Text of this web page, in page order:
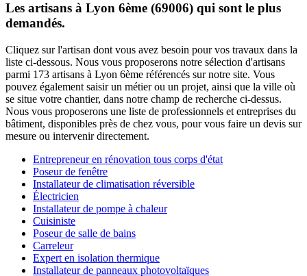
Les artisans à Lyon 6ème (69006) qui sont le plus
demandés.
Cliquez sur l'artisan dont vous avez besoin pour vos travaux dans la
liste ci-dessous. Nous vous proposerons notre sélection d'artisans
parmi 173 artisans à Lyon 6ème référencés sur notre site. Vous
pouvez également saisir un métier ou un projet, ainsi que la ville où
se situe votre chantier, dans notre champ de recherche ci-dessus.
Nous vous proposerons une liste de professionnels et entreprises du
bâtiment, disponibles près de chez vous, pour vous faire un devis sur
mesure ou intervenir directement.
Entrepreneur en rénovation tous corps d'état
Poseur de fenêtre
Installateur de climatisation réversible
Électricien
Installateur de pompe à chaleur
Cuisiniste
Poseur de salle de bains
Carreleur
Expert en isolation thermique
Installateur de panneaux photovoltaïques